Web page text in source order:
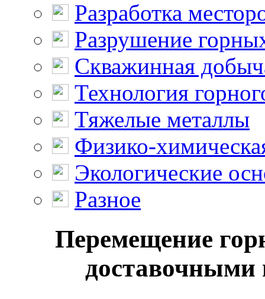
Разработка
Разрушение
Скважинная
Технология
Тяжелые металлы
Физико-
Экологические
Разное
Перемещение